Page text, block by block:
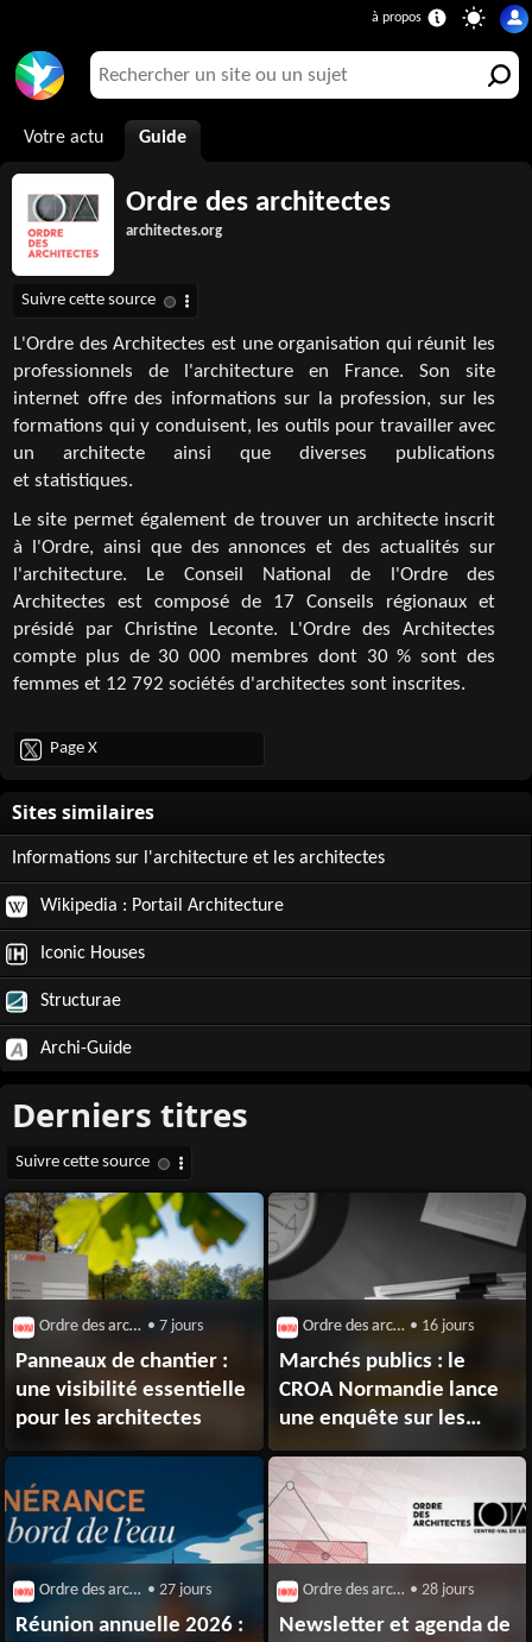
Votre actu Guide
Ordre des architectes
architectes.org
L'Ordre des Architectes est une organisation qui réunit les
professionnels de l'architecture en France. Son site
internet offre des informations sur la profession, sur les
formations qui y conduisent, les outils pour travailler avec
un architecte ainsi que diverses publications
et statistiques.
Le site permet également de trouver un architecte inscrit
à l'Ordre, ainsi que des annonces et des actualités sur
l'architecture. Le Conseil National de l'Ordre des
Architectes est composé de 17 Conseils régionaux et
présidé par Christine Leconte. L'Ordre des Architectes
compte plus de 30 000 membres dont 30 % sont des
femmes et 12 792 sociétés d'architectes sont inscrites.
Page X
Informations sur l'architecture et les architectes
Wikipedia : Portail Architecture
Iconic Houses
Structurae
Archi-Guide
Ordre des architectes • 7 jours
Panneaux de chantier :
une visibilité essentielle
pour les architectes
Ordre des architectes • 16 jours
Marchés publics : le
CROA Normandie lance
une enquête sur les
difficultés de paiement
et de validation
Ordre des architectes • 27 jours
Réunion annuelle 2026 :
Ordre des architectes • 28 jours
Newsletter et agenda de